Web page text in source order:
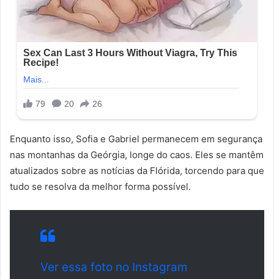
Enquanto isso, Sofia e Gabriel permanecem em segurança
nas montanhas da Geórgia, longe do caos. Eles se mantêm
atualizados sobre as notícias da Flórida, torcendo para que
tudo se resolva da melhor forma possível.
Ver essa foto no Instagram